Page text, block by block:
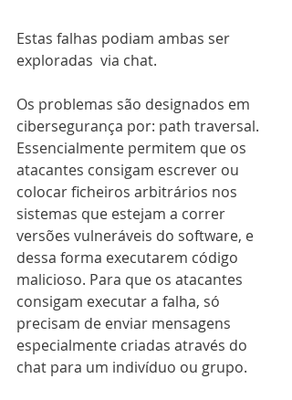
Estas falhas podiam ambas ser
exploradas  via chat.
Os problemas são designados em
cibersegurança por: path traversal.
Essencialmente permitem que os
atacantes consigam escrever ou
colocar ficheiros arbitrários nos
sistemas que estejam a correr
versões vulneráveis do software, e
dessa forma executarem código
malicioso. Para que os atacantes
consigam executar a falha, só
precisam de enviar mensagens
especialmente criadas através do
chat para um indivíduo ou grupo.